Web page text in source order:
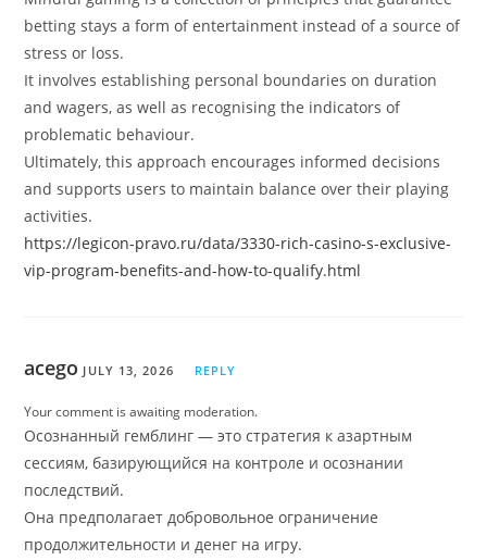
betting stays a form of entertainment instead of a source of
stress or loss.
It involves establishing personal boundaries on duration
and wagers, as well as recognising the indicators of
problematic behaviour.
Ultimately, this approach encourages informed decisions
and supports users to maintain balance over their playing
activities.
https://legicon-pravo.ru/data/3330-rich-casino-s-exclusive-
vip-program-benefits-and-how-to-qualify.html
acego JULY 13, 2026 REPLY
Your comment is awaiting moderation.
Осознанный гемблинг — это стратегия к азартным
сессиям, базирующийся на контроле и осознании
последствий.
Она предполагает добровольное ограничение
продолжительности и денег на игру.